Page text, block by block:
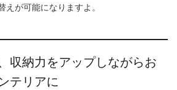
が可能になりますよ。
収納力をアップしながらお
テリアに